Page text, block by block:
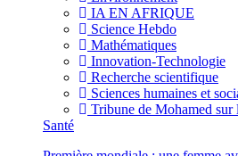
IA EN AFRIQUE
Science Hebdo
Mathématiques
Innovation-Technologie
Recherche scientifique
Sciences humaines et
Tribune de Mohamed sur
Santé